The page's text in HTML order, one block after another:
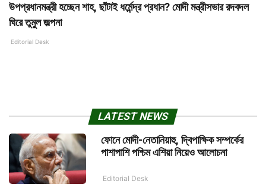
উপপ্রধানমন্ত্রী হচ্ছেন শাহ, ছাঁটাই ধর্মেন্দ্র প্রধান? মোদী মন্ত্রীসভার রদবদল
ঘিরে তুমুল জল্পনা
Editorial Desk
LATEST NEWS
ফোনে মোদী-নেতানিয়াহু, দ্বিপাক্ষিক সম্পর্কের
পাশাপাশি পশ্চিম এশিয়া নিয়েও আলোচনা
Editorial Desk